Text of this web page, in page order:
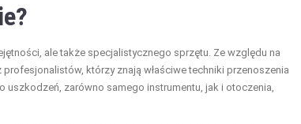
ale także specjalistycznego sprzętu. Ze względu na
którzy znają właściwe techniki przenoszenia
zarówno samego instrumentu, jak i otoczenia,